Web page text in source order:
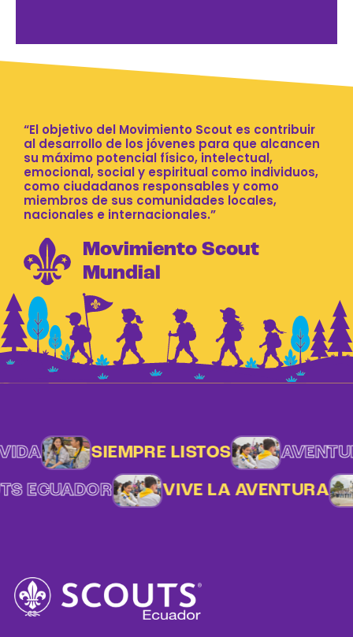
“El objetivo del Movimiento Scout es contribuir
al desarrollo de los jóvenes para que alcancen
su máximo potencial físico, intelectual,
emocional, social y espiritual como individuos,
como ciudadanos responsables y como
miembros de sus comunidades locales,
nacionales e internacionales.”
Movimiento Scout
Mundial
SIEMPRE LISTOS
ECUADOR VIVE LA AVENTURA